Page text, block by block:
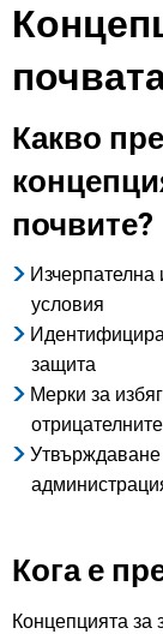
Какво
почвите?
Изчерпателна
условия
защита
Мерки за
Утвърждаване
Кога е
Концепцията за